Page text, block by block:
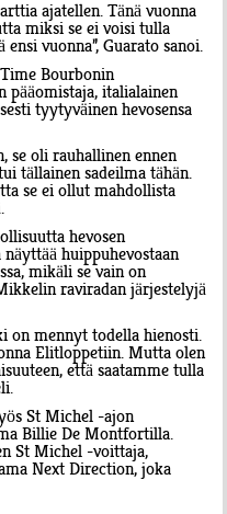
ajatellen. Tänä vuonna
miksi se ei voisi tulla
vuonna”, Guarato sanoi.
Bourbonin
pääomistaja, italialainen
tyytyväinen hevosensa
se oli rauhallinen ennen
tällainen sadeilma tähän.
se ei ollut mahdollista
hevosen
näyttää huippuhevostaan
mikäli se vain on
raviradan järjestelyjä
on mennyt todella hienosti.
Elitloppetiin. Mutta olen
että saatamme tulla
St Michel -ajon
Billie De Montfortilla.
St Michel -voittaja,
Next Direction, joka